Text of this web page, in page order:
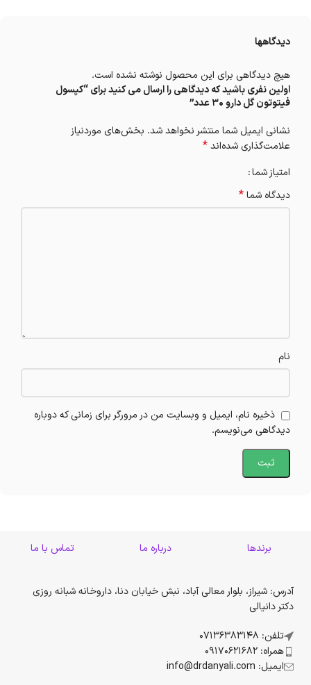
دیدگاهها
هیچ دیدگاهی برای این محصول نوشته نشده است.
اولین نفری باشید که دیدگاهی را ارسال می کنید برای “کپسول
فیتوتون گل دارو 30 عدد”
نشانی ایمیل شما منتشر نخواهد شد. بخش‌های موردنیاز
علامت‌گذاری شده‌اند*
امتیاز شما
دیدگاه شما*
نام
ذخیره نام، ایمیل و وبسایت من در مرورگر برای زمانی که دوباره
دیدگاهی می‌نویسم.
برندها درباره ما تماس با ما
آدرس: شیراز، بلوار معالی آباد، نبش خیابان دنا، داروخانه شبانه روزی
دکتر دانیالی
تلفن: 07136383148
همراه: 09170621682
ایمیل: info@drdanyali.com